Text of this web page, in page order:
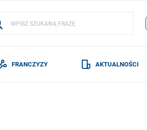
FRANCZYZY AKTUALNOŚCI